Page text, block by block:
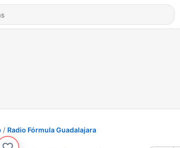
Radio Fórmula Guadalajara